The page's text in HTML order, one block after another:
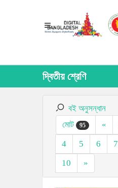
দ্বিতীয় শ্রেণি
বই অনুসন্ধান
মোট
95 «
4
5 6 7
10
»